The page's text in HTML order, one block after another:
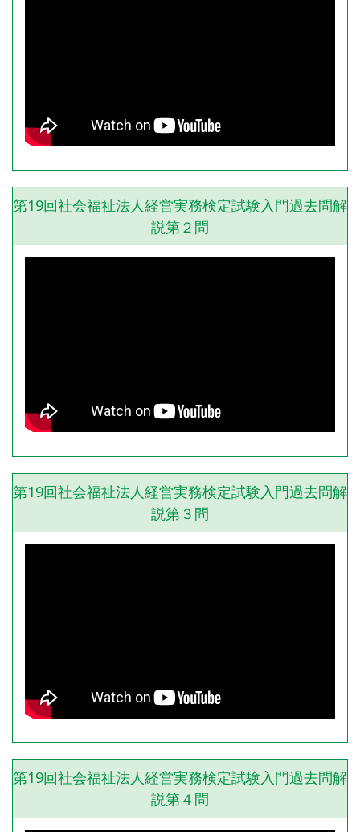
第19回社会福祉法人経営実務検定試験入門過去問解
説第２問
第19回社会福祉法人経営実務検定試験入門過去問解
説第３問
第19回社会福祉法人経営実務検定試験入門過去問解
説第４問